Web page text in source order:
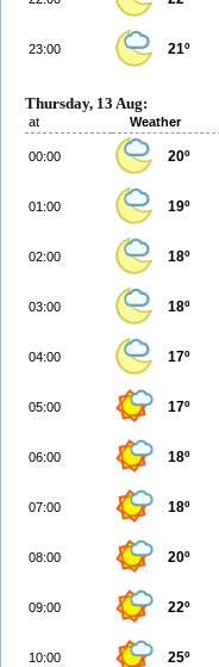
23:00 21º
Thursday, 13 Aug:
at Weather
00:00 20º
01:00 19º
02:00 18º
03:00 18º
04:00 17º
05:00 17º
06:00 18º
07:00 18º
08:00 20º
09:00 22º
10:00 25º